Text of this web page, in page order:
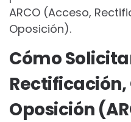
ARCO (Acceso,
Oposición).
Cómo
Oposición